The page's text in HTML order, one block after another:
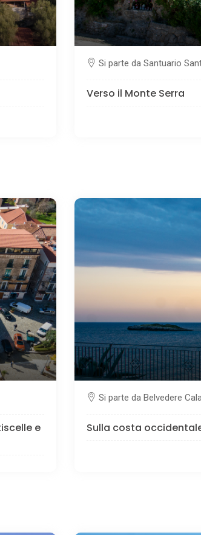
Si parte da Santuario
Verso il Monte Serra
e
Si parte da Belvedere
Sulla costa